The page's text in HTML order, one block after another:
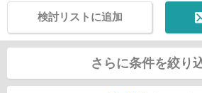
検討リストに追加
さらに条件を絞り